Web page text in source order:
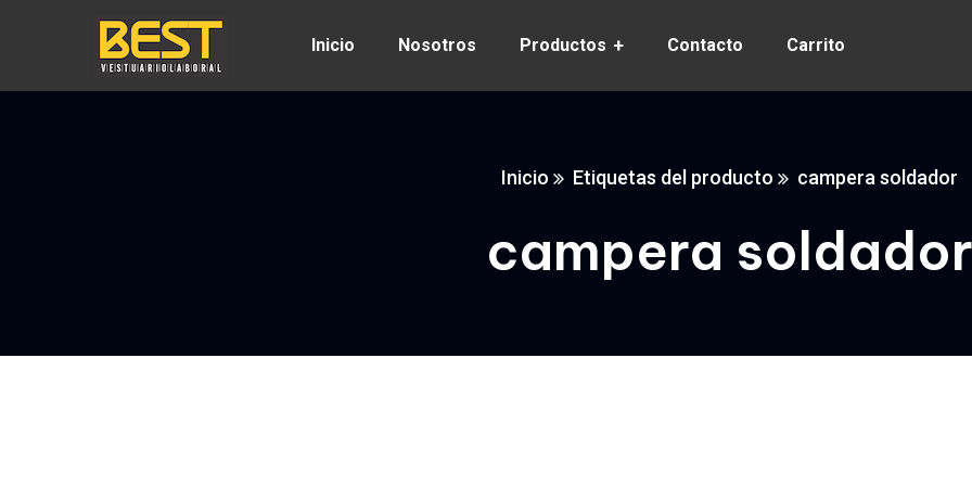
Inicio Nosotros Productos Contacto Carrito
Inicio Etiquetas del producto campera soldador
campera soldador